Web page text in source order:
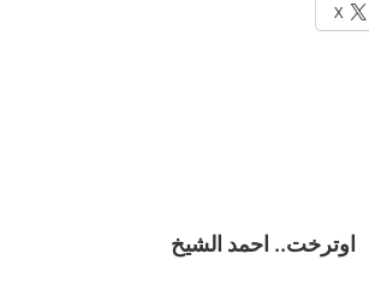
X
اوترخت.. احمد الشيخ